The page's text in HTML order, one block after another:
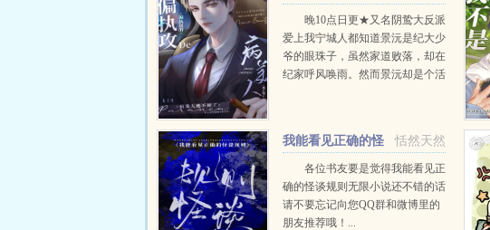
美人后晚10点日更★又名阴鸷大反派
爱上我宁城人都知道景沅是纪大少
爷的眼珠子，虽然家道败落，却在
纪家呼风唤雨。然而景沅却是个活
恬然天然
我能看见正确的怪
谈规则[无限]
各位书友要是觉得我能看见正
确的怪谈规则无限小说还不错的话
请不要忘记向您QQ群和微博里的
朋友推荐哦！...